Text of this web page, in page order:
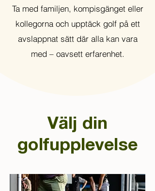
Ta med familjen, kompisgänget eller
kollegorna och upptäck golf på ett
avslappnat sätt där alla kan vara
med – oavsett erfarenhet.
Välj din
golfupplevelse